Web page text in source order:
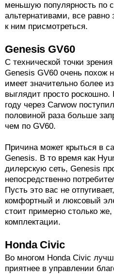
меньшую популярность по
альтернативами, все равно
к ним присмотреться.
Genesis GV60
С технической точки
Genesis GV60 очень похож
имеет значительно более
выглядит просто
году через Carwow
половиной раза больше
чем по GV60.
Причина может крыться в
Genesis. В то время как
дилерскую сеть, Genesis
непосредственно
Пусть это вас не
комфортный и люксовый
стоит примерно столько
комплектации.
Honda Civic
Во многом Honda Civic
приятнее в управлении